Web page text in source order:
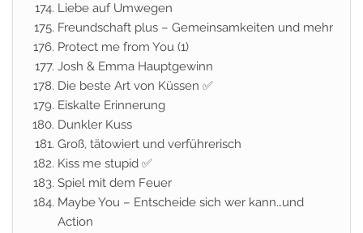
Liebe auf Umwegen
Freundschaft plus – Gemeinsamkeiten und mehr
Protect me from You (1)
Josh & Emma Hauptgewinn
Die beste Art von Küssen ✅
Eiskalte Erinnerung
Dunkler Kuss
Groß, tätowiert und verführerisch
Kiss me stupid ✅
Spiel mit dem Feuer
Maybe You – Entscheide sich wer kann…und
Action